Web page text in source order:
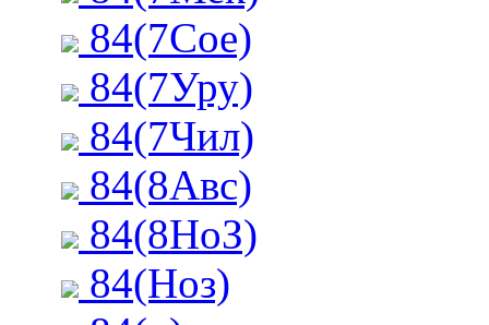
84(7Сое)
84(7Уру)
84(7Чил)
84(8Авс)
84(8НоЗ)
84(Ноз)